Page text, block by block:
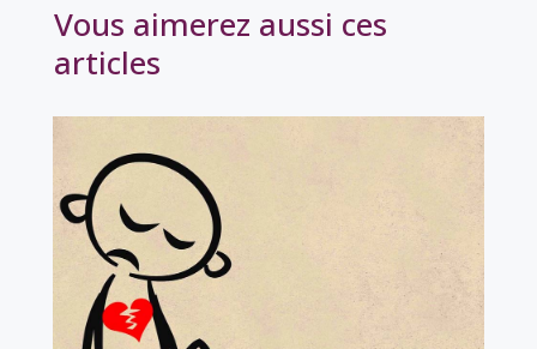
Vous aimerez aussi ces
articles